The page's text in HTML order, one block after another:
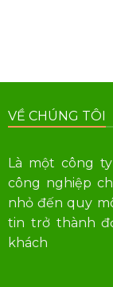
VỀ CHÚNG TÔI
Là một công
công nghiệp
nhỏ đến quy
tin trở thành
khách